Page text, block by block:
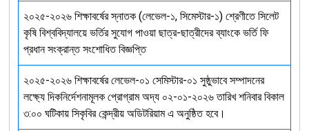
২০২৫-২০২৬ শিক্ষাবর্ষের স্নাতক (লেভেল-১, সিমেস্টার-১) শ্রেণীতে সিলেট
কৃষি বিশ্ববিদ্যালয়ে ভর্তির সুযোগ পাওয়া ছাত্র-ছাত্রীদের ব্যাংকে ভর্তি ফি
প্রধান সংক্রান্ত সংশোধিত বিজ্ঞপ্তি
২০২৫-২০২৬ শিক্ষাবর্ষের লেভেল-০১ সেমিস্টার-০১ সুষ্ঠুভাবে সম্পাদনের
লক্ষ্যে দিকনির্দেশনামূলক প্রোগ্রাম অদ্য ০২-০১-২০২৬ তারিখ শনিবার বিকাল
৩:০০ ঘটিকায় সিকৃবির কেন্দ্রীয় অডিটরিয়াম এ অনুষ্ঠিত হবে।